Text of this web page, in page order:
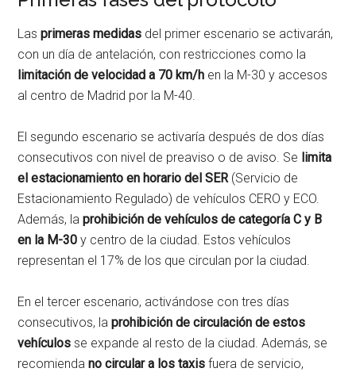
Lasprimeras medidas del primer escenario se activarán,
con un día de antelación, con restricciones como la
limitación de velocidad a 70 km/h en la M-30 y accesos
al centro de Madrid por la M-40.
El segundo escenario se activaría después de dos días
consecutivos con nivel de preaviso o de aviso. Se limita
el estacionamiento en horario del SER(Servicio de
Estacionamiento Regulado) de vehículos CERO y ECO.
Además, la prohibición de vehículos de categoría C y B
en la M-30 y centro de la ciudad. Estos vehículos
representan el 17% de los que circulan por la ciudad.
En el tercer escenario, activándose con tres días
consecutivos, laprohibición de circulación de estos
vehículos se expande al resto de la ciudad. Además, se
recomiendano circular a los taxis fuera de servicio,